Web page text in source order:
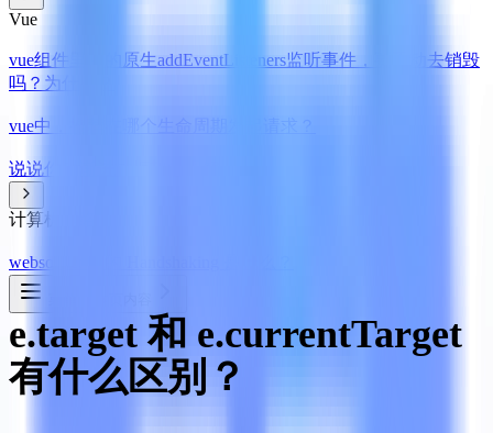
Vue
vue组件里写的原生addEventListeners监听事件，要手动去销毁
吗？为什么？
vue中，推荐在哪个生命周期发起请求？
说说你对渐进式框架的理解
计算机网络
websocket 中的 Handshaking 是什么？
e.target 和 e.currentTarget
有什么区别？